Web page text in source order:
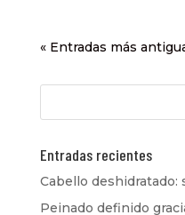
« Entradas más
Entradas recientes
Cabello
Peinado definido